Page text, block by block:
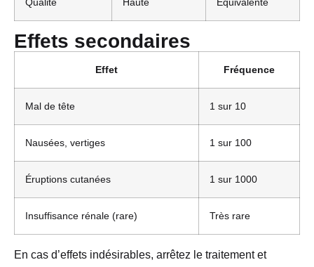
Effets secondaires
Effet Fréquence
Mal de tête 1 sur 10
Nausées, vertiges 1 sur 100
Éruptions cutanées 1 sur 1000
Insuffisance rénale (rare) Très rare
En cas d’effets indésirables, arrêtez le traitement et